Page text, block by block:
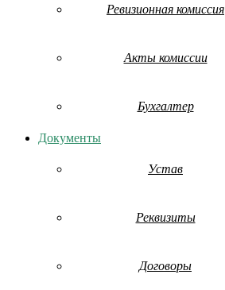
Ревизионная комиссия
Акты комиссии
Бухгалтер
Документы
Устав
Реквизиты
Договоры